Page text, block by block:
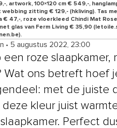
, artwork, 100×120 cm € 549,-,
zitting € 129,- (hkliving). Tas
€ 47,-, roze vloerkleed Chindi Mat
glas van Ferm Living € 35,90
• 5 augustus 2022, 23:00
een roze
Wat ons betreft hoef
met de juiste
kleur juist
Perfect